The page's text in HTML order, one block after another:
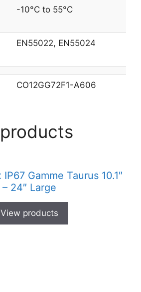
-10°C to 55°C
EN55022, EN55024
CO12GG72F1-A606
Gamme Taurus 10.1″
– 24″ Large
View products